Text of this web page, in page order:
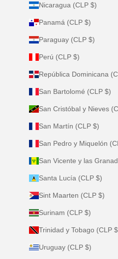
Nicaragua (CLP $)
Panamá (CLP $)
Paraguay (CLP $)
Perú (CLP $)
República Dominicana
San Bartolomé (CLP $)
San Cristóbal y Nieves
San Martín (CLP $)
San Pedro y Miquelón
San Vicente y las
Santa Lucía (CLP $)
Sint Maarten (CLP $)
Surinam (CLP $)
Trinidad y Tobago (CLP
Uruguay (CLP $)